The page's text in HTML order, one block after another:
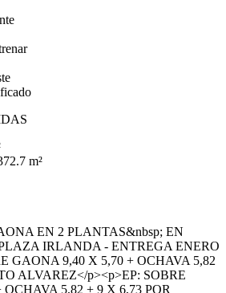
m²
EN 2 PLANTAS&nbsp; EN
IRLANDA - ENTREGA ENERO
GAONA 9,40 X 5,70 + OCHAVA 5,82
ALVAREZ</p><p>EP: SOBRE
5,82 + 9 X 6,73 POR